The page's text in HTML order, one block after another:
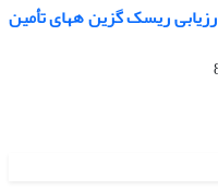
ریسک گزین ههای تأمین